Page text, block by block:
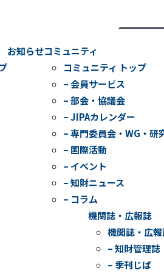
索
お知らせコミュニティ
コミュニティ トップ
– 会員サービス
– 部会・協議会
– JIPAカレンダー
– 専門委員会・WG・研
– 国際活動
– イベント
– 知財ニュース
– コラム
機関誌・広報誌
機関誌・広
– 知財管理誌
– 季刊じぱ